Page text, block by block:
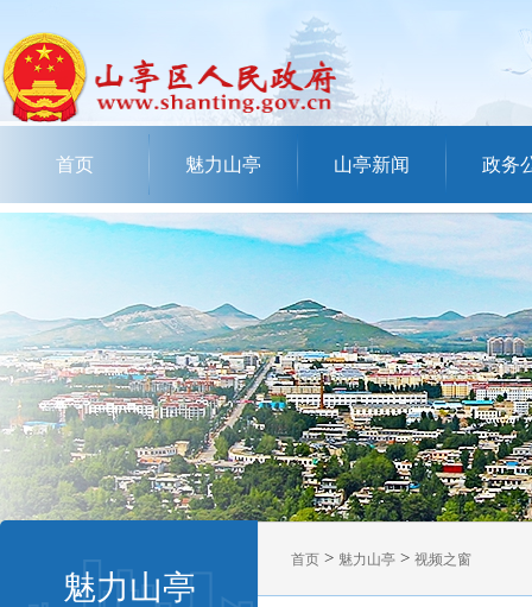
首页 魅力山亭 山亭新闻 政务
魅力山亭
首页 > 魅力山亭 > 视频之窗